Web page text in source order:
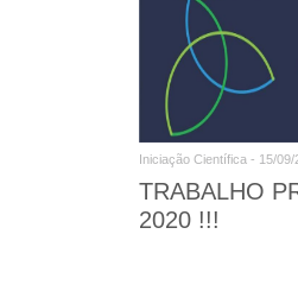
Iniciação Científica - 15/09/
TRABALHO
2020 !!!